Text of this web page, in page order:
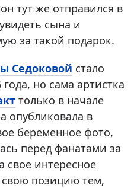
тут же отправился в
сына и
за такой подарок.
Седоковой стало
но сама артистка
только в начале
опубликовала в
беременное фото,
перед фанатами за
свое интересное
позицию тем,